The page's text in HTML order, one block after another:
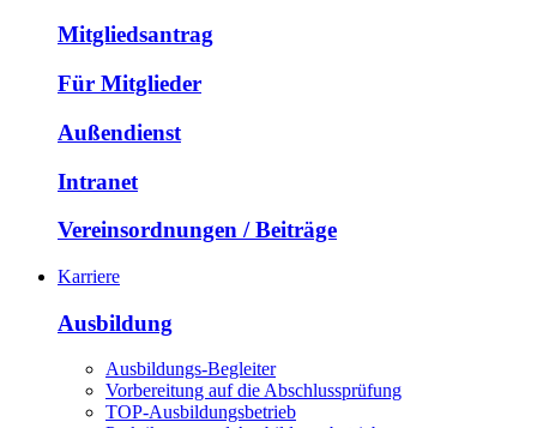
Mitgliedsantrag
Für Mitglieder
Außendienst
Intranet
Vereinsordnungen / Beiträge
Karriere
Ausbildung
Ausbildungs-Begleiter
Vorbereitung auf die Abschlussprüfung
TOP-Ausbildungsbetrieb